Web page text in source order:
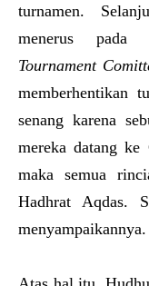
turnamen.
menerus pada
Tournament Comi
memberhentikan
senang karena
mereka datang ke
maka semua
Hadhrat Aqdas.
menyampaikannya.